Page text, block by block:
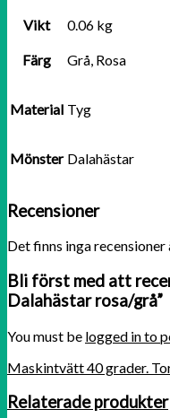
Vikt
0.06 kg
Färg Grå, Rosa
Material Tyg
Mönster Dalahästar
Recensioner
Det finns inga recensioner
Bli först med att
Dalahästar rosa/grå”
You must be logged in to
Maskintvätt 40 grader.
Relaterade produkter